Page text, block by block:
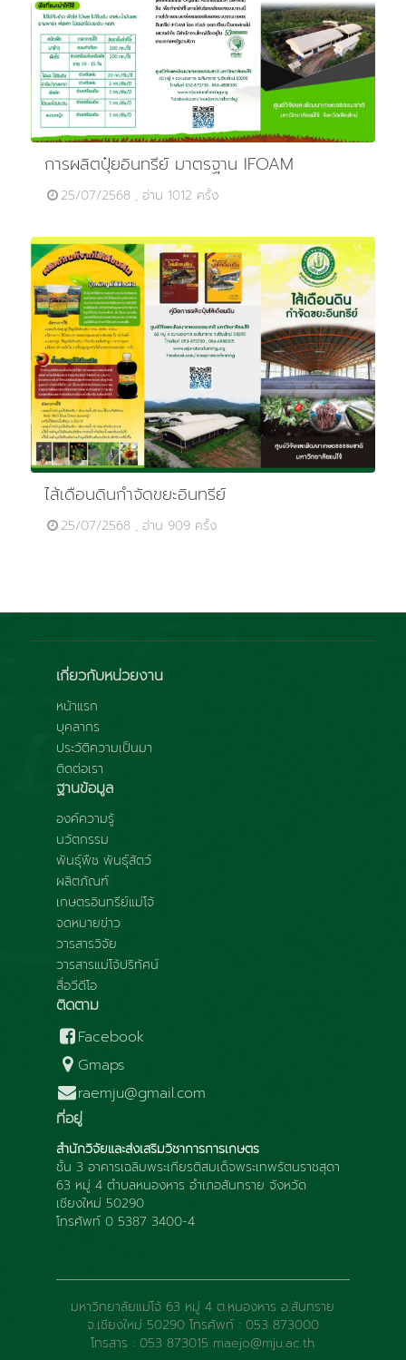
การผลิตปุ๋ยอินทรีย์ มาตรฐาน IFOAM
25/07/2568 , อ่าน 1012 ครั้ง
ไส้เดือนดินกำจัดขยะอินทรีย์
25/07/2568 , อ่าน 909 ครั้ง
เกี่ยวกับหน่วยงาน
หน้าแรก
บุคลากร
ประวัติความเป็นมา
ติดต่อเรา
ฐานข้อมูล
องค์ความรู้
นวัตกรรม
พันธุ์พืช พันธุ์สัตว์
ผลิตภัณฑ์
เกษตรอินทรีย์แม่โจ้
จดหมายข่าว
วารสารวิจัย
วารสารแม่โจ้ปริทัศน์
สื่อวีดีโอ
ติดตาม
Facebook
Gmaps
raemju@gmail.com
ที่อยู่
สำนักวิจัยและส่งเสริมวิชาการการเกษตร
ชั้น 3 อาคารเฉลิมพระเกียรติสมเด็จพระเทพรัตนราชสุดา
63 หมู่ 4 ตำบลหนองหาร อำเภอสันทราย จังหวัด
เชียงใหม่ 50290
โทรศัพท์ 0 5387 3400-4
มหาวิทยาลัยแม่โจ้ 63 หมู่ 4 ต.หนองหาร อ.สันทราย
จ.เชียงใหม่ 50290 โทรศัพท์ : 053 873000
โทรสาร : 053 873015 maejo@mju.ac.th